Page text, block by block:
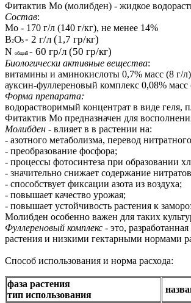
Фитактив Мо (молибден) - жидкое
Состав:
Мо - 170 г/л (140 г/кг), не менее 14%
В2О5 - 2 г/л (1,7 гр/кг)
N общий - 60 гр/л (50 гр/кг)
Биологически активные вещества:
витамины и аминокислоты 0,7% масс (8 г/л)
ауксин-фуллереновый комплекс 0,08% масс
Форма препарата:
водорастворимый концентрат в виде геля,
Фитактив Мо предназначен для
Молибден - влияет в в растении на:
- азотного метаболизма, перевод
- преобразование фосфора;
- процессы фотосинтеза при образовании
- значительно снижает содержание
- способствует фиксации азота из воздуха;
- повышает качество урожая;
- повышает устойчивость растения к
Молибден особенно важен для таких
Фуллереновый комплекс - это,
растения и низкими гектарными нормами
Способ использования и норма расхода:
фаза растения
тип использования